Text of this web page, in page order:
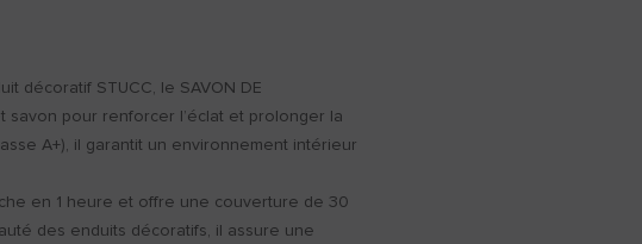
décoratif STUCC, le SAVON DE
savon pour renforcer l’éclat et prolonger la
A+), il garantit un environnement intérieur
en 1 heure et offre une couverture de 30
des enduits décoratifs, il assure une